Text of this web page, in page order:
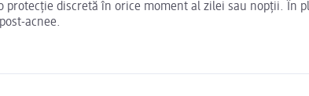
discretă în orice moment al zilei sau nopții. În
acnee.